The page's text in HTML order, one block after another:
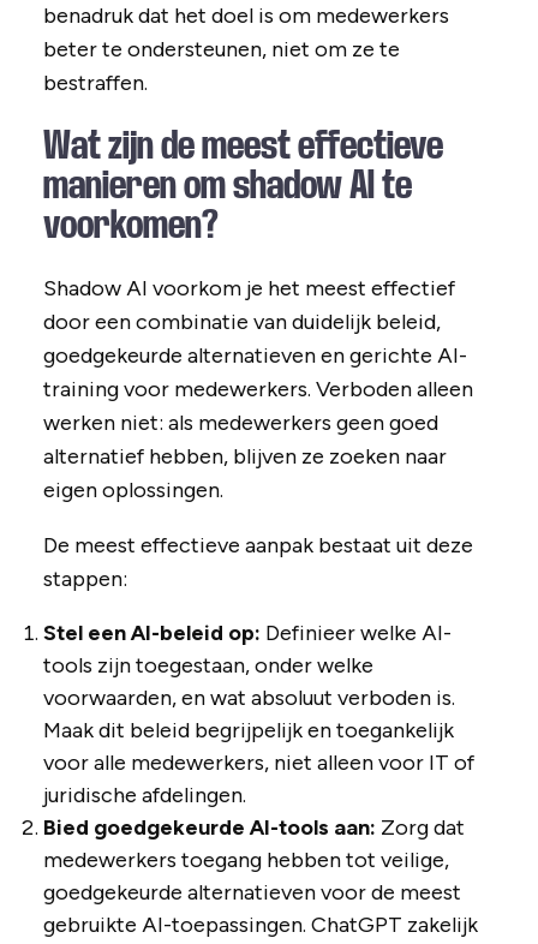
benadruk dat het doel is om medewerkers
beter te ondersteunen, niet om ze te
bestraffen.
Wat zijn de meest effectieve
manieren om shadow AI te
voorkomen?
Shadow AI voorkom je het meest effectief
door een combinatie van duidelijk beleid,
goedgekeurde alternatieven en gerichte AI-
training voor medewerkers. Verboden alleen
werken niet: als medewerkers geen goed
alternatief hebben, blijven ze zoeken naar
eigen oplossingen.
De meest effectieve aanpak bestaat uit deze
stappen:
Stel een AI-beleid op: Definieer welke AI-
tools zijn toegestaan, onder welke
voorwaarden, en wat absoluut verboden is.
Maak dit beleid begrijpelijk en toegankelijk
voor alle medewerkers, niet alleen voor IT of
juridische afdelingen.
Bied goedgekeurde AI-tools aan: Zorg dat
medewerkers toegang hebben tot veilige,
goedgekeurde alternatieven voor de meest
gebruikte AI-toepassingen. ChatGPT zakelijk